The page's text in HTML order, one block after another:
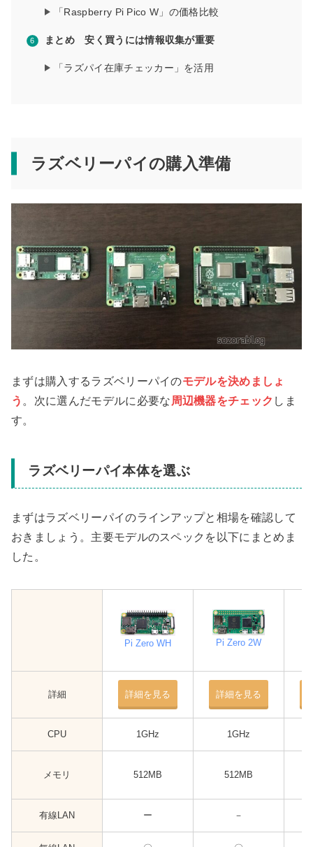
「Raspberry Pi Pico W」の価格比較
まとめ 安く買うには情報収集が重要
「ラズパイ在庫チェッカー」を活用
ラズベリーパイの購入準備
まずは購入するラズベリーパイのモデルを決めましょ
う 。次に選んだモデルに必要な 周辺機器をチェック しま
す。
ラズベリーパイ本体を選ぶ
まずはラズベリーパイのラインアップと相場を確認して
おきましょう。主要モデルのスペックを以下にまとめま
した。
Pi Zero WH
Pi Zero 2W
詳細 詳細を見る 詳細を見る
CPU 1GHz 1GHz
メモリ 512MB 512MB
有線LAN ー －